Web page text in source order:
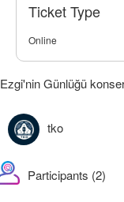
Ticket Type
Online
Ezgi'nin Günlüğü
tko
Participants (2)